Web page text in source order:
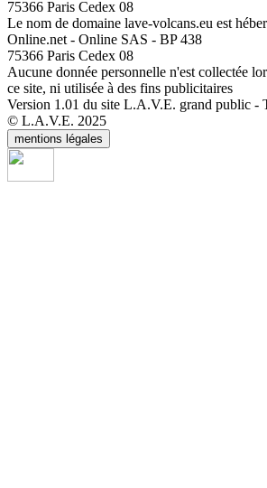
75366 Paris Cedex 08
Le nom de domaine lave-volcans.eu est
Online.net - Online SAS - BP 438
75366 Paris Cedex 08
Aucune donnée personnelle n'est collectée
ce site, ni utilisée à des fins publicitaires
Version 1.01 du site L.A.V.E. grand public -
© L.A.V.E. 2025
mentions légales